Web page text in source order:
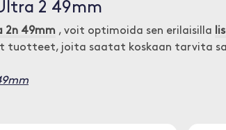
2 49mm
2n 49mm , voit optimoida sen erilaisilla
tuotteet, joita saatat koskaan tarvita